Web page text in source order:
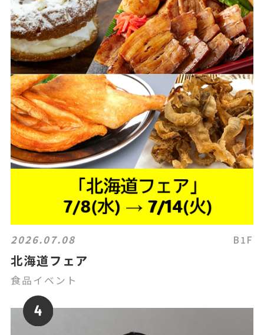
2026.07.08 B1F
北海道フェア
食品イベント